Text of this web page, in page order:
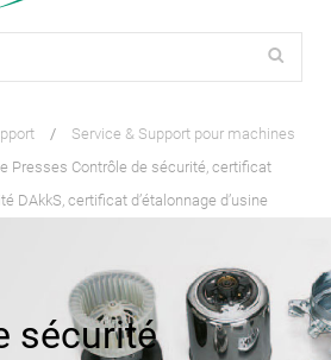
/
Service & Support pour machines
Presses Contrôle de sécurité, certificat
DAkkS, certificat d’étalonnage d’usine
sécurité